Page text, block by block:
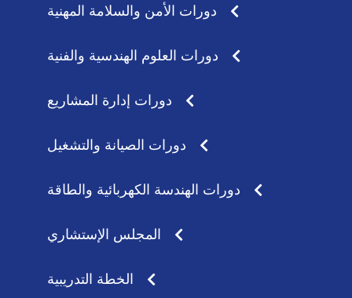
دورات الأمن والسلامة المهنية
دورات العلوم الهندسية والفنية
دورات إدارة المشاريع
دورات الصيانة والتشغيل
دورات الهندسة الكهربائية والطاقة
المجلس الإستشاري
الخطة التدريبية